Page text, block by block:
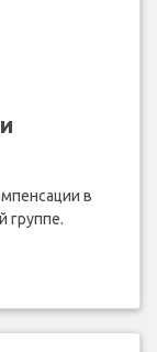
в
группе.